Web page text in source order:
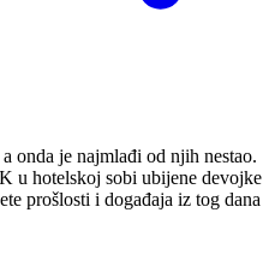
onda je najmlađi od njih nestao.
u hotelskoj sobi ubijene
prošlosti i događaja iz tog dana